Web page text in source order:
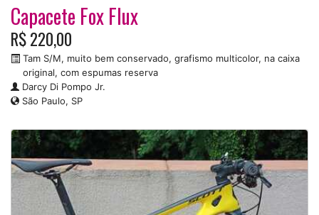
Capacete Fox Flux
R$ 220,00
Tam S/M, muito bem conservado, grafismo multicolor, na caixa
original, com espumas reserva
Darcy Di Pompo Jr.
São Paulo, SP